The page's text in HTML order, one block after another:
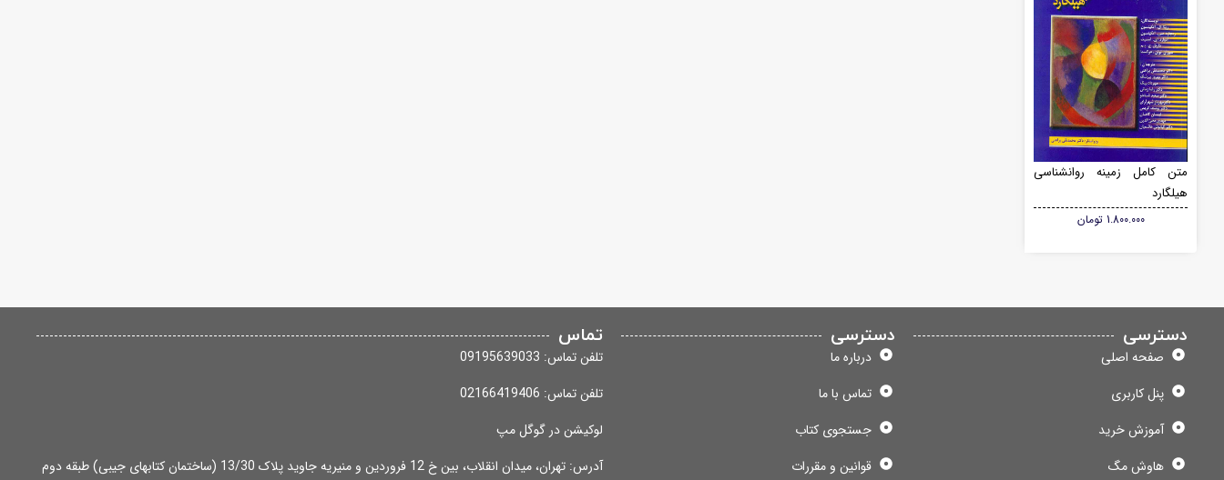
متن کامل زمینه روانشناسی
هیلگارد
1.800.000 تومان
دسترسی
صفحه اصلی
پنل کاربری
آموزش خرید
هاوش مگ
دسترسی
درباره ما
تماس با ما
جستجوی کتاب
قوانین و مقررات
تماس
تلفن تماس: 09195639033
تلفن تماس: 02166419406
لوکیشن در گوگل مپ
آدرس: تهران، میدان انقلاب، بین خ 12 فروردین و منیریه جاوید پلاک 13/30 (ساختمان کتابهای جیبی) طبقه دوم